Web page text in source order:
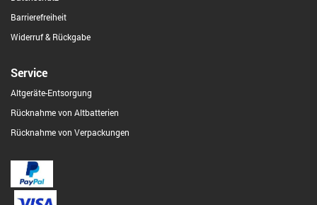
Barrierefreiheit
Widerruf & Rückgabe
Service
Altgeräte-Entsorgung
Rücknahme von Altbatterien
Rücknahme von Verpackungen